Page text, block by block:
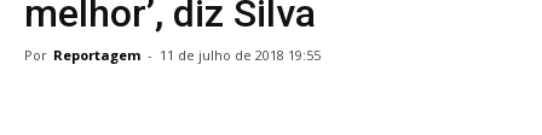
melhor’, diz Silva
Por Reportagem - 11 de julho de 2018 19:55